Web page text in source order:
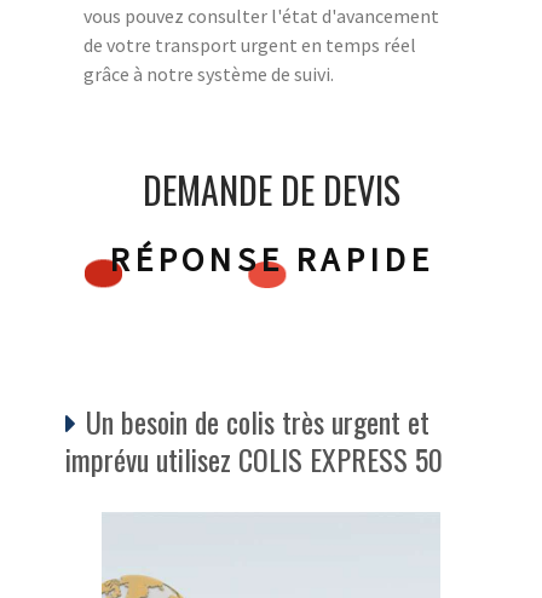
vous pouvez consulter l'état d'avancement
de votre transport urgent en temps réel
grâce à notre système de suivi.
DEMANDE DE DEVIS
RÉPONSE RAPIDE
Un besoin de colis très urgent et
imprévu utilisez COLIS EXPRESS 50